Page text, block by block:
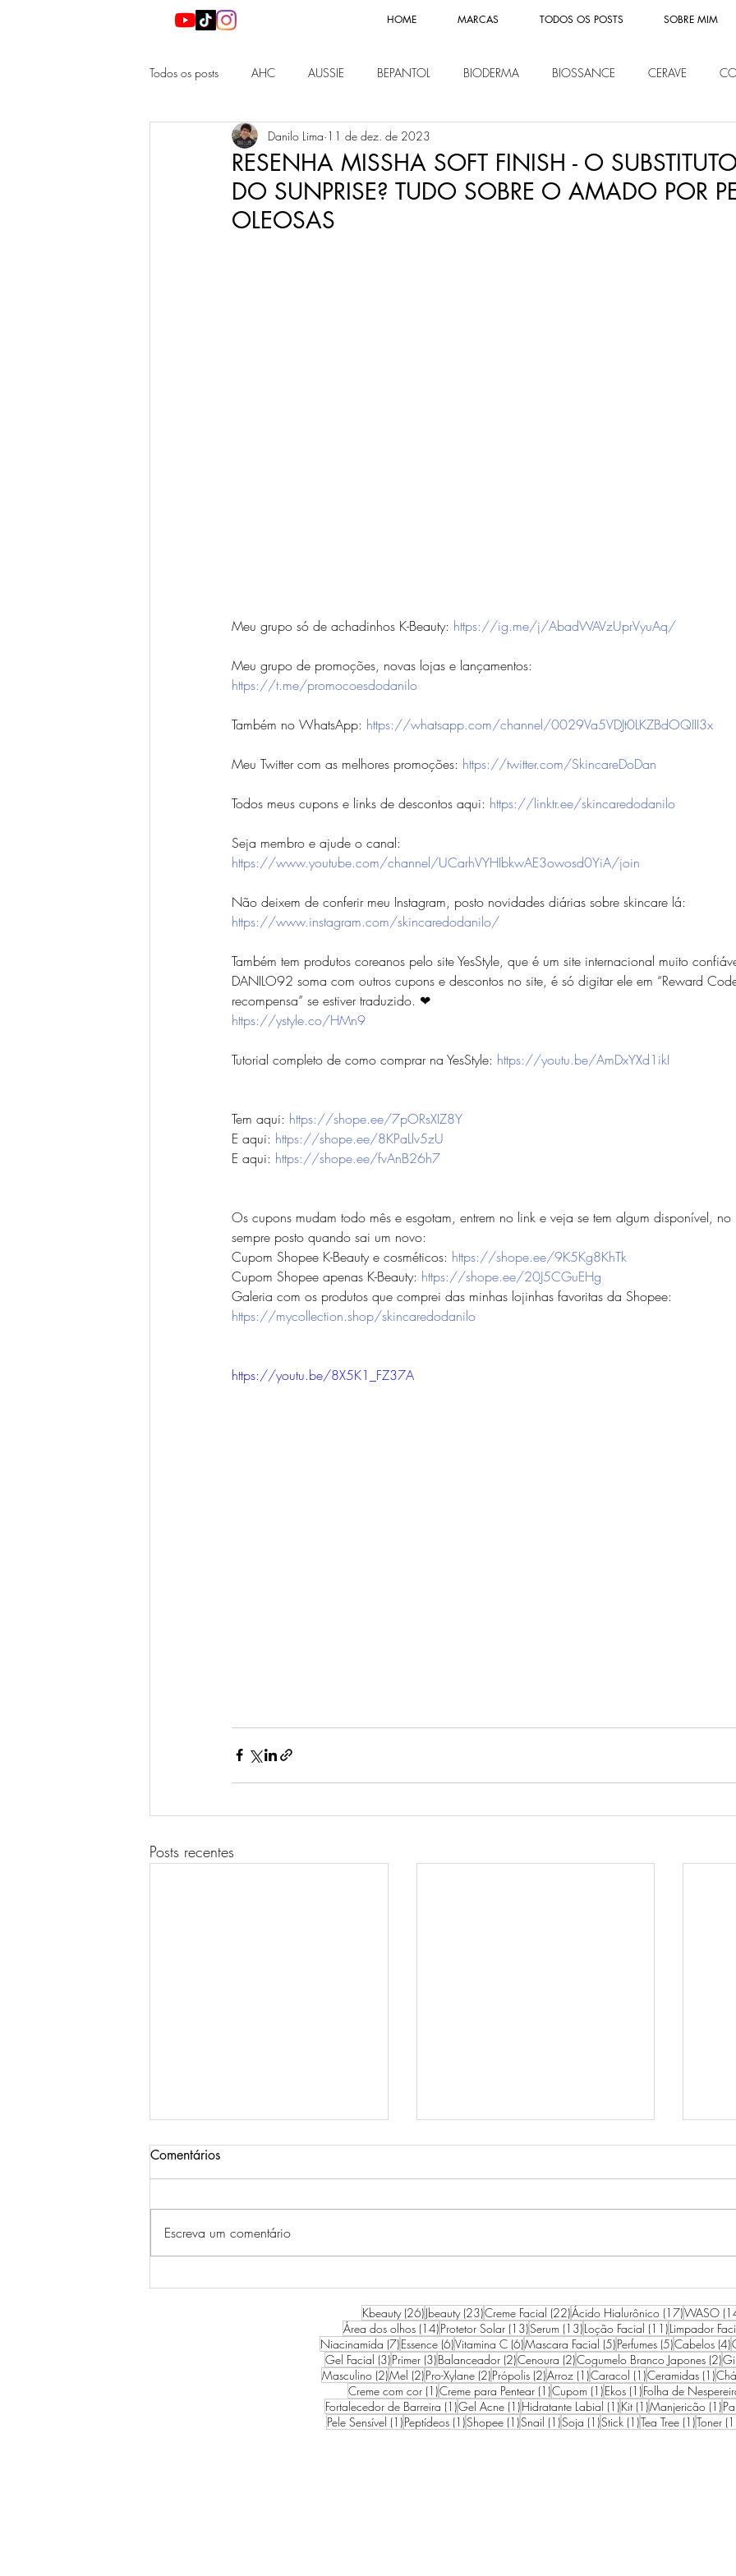
HOME MARCAS TODOS OS POSTS SOBRE MIM
Todos os posts AHC AUSSIE BEPANTOL BIODERMA BIOSSANCE CERAVE
HADA LABO LA ROCHE POSAY
NEUTROGENA NIVEA PANTENE REVITALIFT SHISEIDO SOME BY MI
RESENHA MISSHA SOFT FINISH - O
DO SUNPRISE? TUDO SOBRE O AMADO POR
OLEOSAS
Danilo Lima 11 de dez. de 2023
Meu grupo só de achadinhos K-Beauty: https://ig.me/j/AbadWAVzUprVyuAq/
Meu grupo de promoções, novas lojas e lançamentos:
https://t.me/promocoesdodanilo
Também no WhatsApp: https://whatsapp.com/channel/0029Va5VDJt0LKZBdOQIII3x
Meu Twitter com as melhores promoções: https://twitter.com/SkincareDoDan
Todos meus cupons e links de descontos aqui: https://linktr.ee/skincaredodanilo
Seja membro e ajude o canal:
https://www.youtube.com/channel/UCarhVYHIbkwAE3owosd0YiA/join
Não deixem de conferir meu Instagram, posto novidades diárias sobre skincare lá:
https://www.instagram.com/skincaredodanilo/
Também tem produtos coreanos pelo site YesStyle, que é um site internacional muito
DANILO92 soma com outros cupons e descontos no site, é só digitar ele em “Reward
recompensa” se estiver traduzido. ❤
https://ystyle.co/HMn9
Tutorial completo de como comprar na YesStyle: https://youtu.be/AmDxYXd1ikI
Tem aqui: https://shope.ee/7pORsXIZ8Y
E aqui: https://shope.ee/8KPaLlv5zU
E aqui: https://shope.ee/fvAnB26h7
Os cupons mudam todo mês e esgotam, entrem no link e veja se tem algum disponível,
sempre posto quando sai um novo:
Cupom Shopee K-Beauty e cosméticos: https://shope.ee/9K5Kg8KhTk
Cupom Shopee apenas K-Beauty: https://shope.ee/20J5CGuEHg
Galeria com os produtos que comprei das minhas lojinhas favoritas da Shopee:
https://mycollection.shop/skincaredodanilo
https://youtu.be/8X5K1_FZ37A
Posts recentes
RESET AQUA
Comentários
Escreva um comentário
Kbeauty (26)26 posts
Jbeauty (23)23 posts
Creme Facial (22)22 posts
Ácido Hialurônico (17)17 posts
WASO
Área dos olhos (14)14 posts
Protetor Solar (13)13 posts
Serum (13)13 posts
Loção Facial (11)11 posts
Limpador
Niacinamida (7)7 posts
Essence (6)6 posts
Vitamina C (6)6 posts
Mascara Facial (5)5 posts
Perfumes (5)5 posts
Cabelos (4)
Gel Facial (3)3 posts
Primer (3)3 posts
Balanceador (2)2 posts
Cenoura (2)2 posts
Cogumelo Branco Japones (2)2
Masculino (2)2 posts
Mel (2)2 posts
Pro-Xylane (2)2 posts
Própolis (2)2 posts
Arroz (1)1 post
Caracol (1)1 post
Ceramidas (1)1
Creme com cor (1)1 post
Creme para Pentear (1)1 post
Cupom (1)1 post
Ekos (1)1 post
Folha de
Fortalecedor de Barreira (1)1 post
Gel Acne (1)1 post
Hidratante Labial (1)1 post
Kit (1)1 post
Manjericão (1)1
Pele Sensível (1)1 post
Peptídeos (1)1 post
Shopee (1)1 post
Snail (1)1 post
Soja (1)1 post
Stick (1)1 post
Tea Tree (1)1 post
Toner